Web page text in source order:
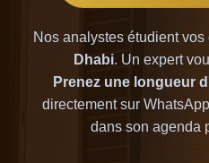
Nos analystes étudient vos
Dhabi. Un expert
Prenez une longueur
directement sur
dans son agenda